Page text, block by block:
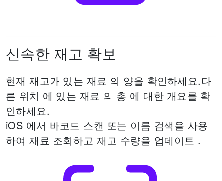
신속한 재고 확보
현재 재고가 있는 재료 의 양을 확인하세요.다
른 위치 에 있는 재료 의 총 에 대한 개요를 확
인하세요.
iOS 에서 바코드 스캔 또는 이름 검색을 사용
하여 재료 조회하고 재고 수량을 업데이트 .